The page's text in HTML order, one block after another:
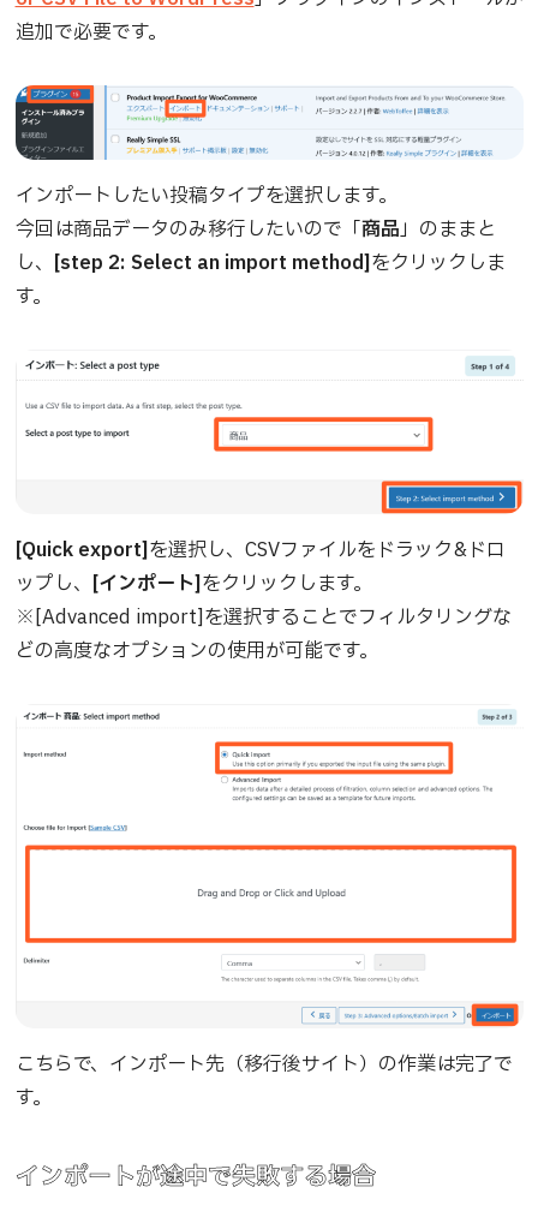
追加で必要です。
インポートしたい投稿タイプを選択します。
今回は商品データのみ移行したいので「商品」のままと
し、 [step 2: Select an import method]をクリックしま
す。
[Quick export]を選択し、CSVファイルをドラック&ドロ
ップし、 [インポート]をクリックします。
※[Advanced import]を選択することでフィルタリングな
どの高度なオプションの使用が可能です。
こちらで、インポート先（移行後サイト）の作業は完了で
す。
インポートが途中で失敗する場合